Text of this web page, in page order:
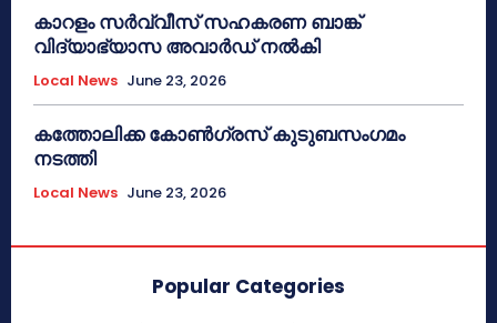
കാറളം സർവ്വീസ് സഹകരണ ബാങ്ക്
വിദ്യാഭ്യാസ അവാർഡ് നൽകി
Local News June 23, 2026
കത്തോലിക്ക കോൺഗ്രസ് കുടുബസംഗമം
നടത്തി
Local News June 23, 2026
Popular Categories